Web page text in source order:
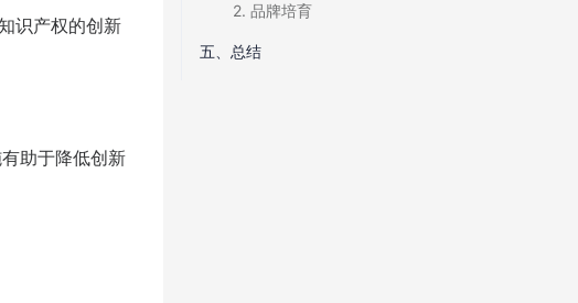
识产权的创新
助于降低创新
2. 品牌培育
五、总结